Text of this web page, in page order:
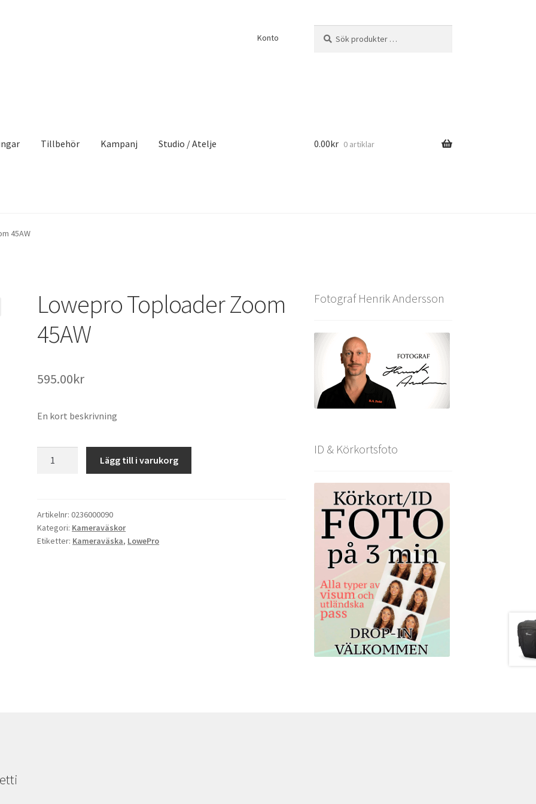
Konto
efter:
Tillbehör Kampanj Studio / Atelje 0.00kr 0 artiklar
45AW
Lowepro Toploader Zoom
45AW
595.00kr
En kort beskrivning
mängd
Lägg till i varukorg
Artikelnr:0236000090
Kategori: Kameraväskor
Etiketter: Kameraväska, LowePro
Fotograf Henrik Andersson
ID & Körkortsfoto